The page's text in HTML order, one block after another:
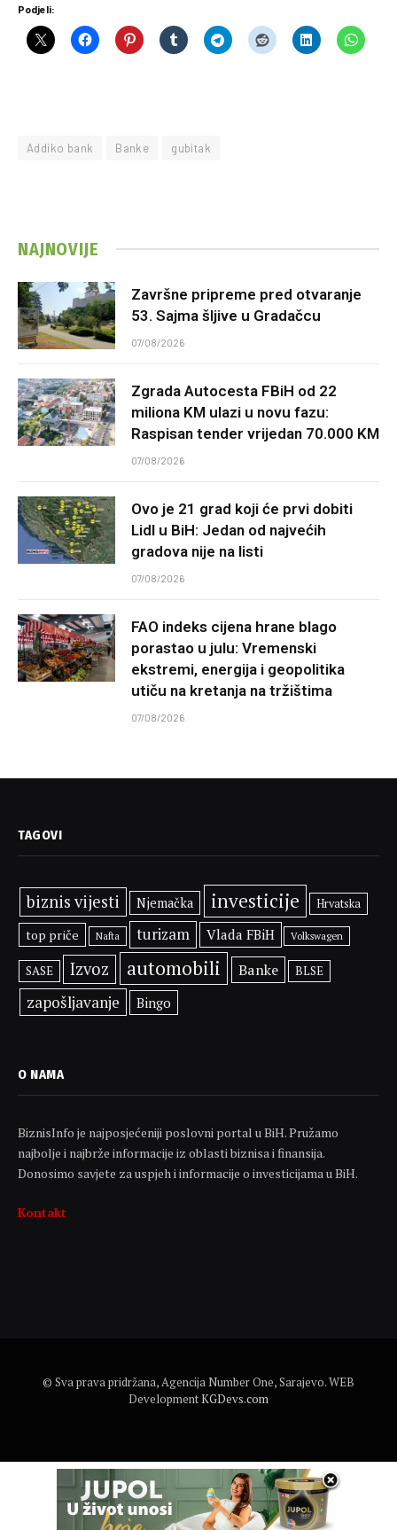
Podjeli:
Addiko bank Banke gubitak
NAJNOVIJE
Završne pripreme pred otvaranje
53. Sajma šljive u Gradačcu
07/08/2026
Zgrada Autocesta FBiH od 22
miliona KM ulazi u novu fazu:
Raspisan tender vrijedan 70.000 KM
07/08/2026
Ovo je 21 grad koji će prvi dobiti
Lidl u BiH: Jedan od najvećih
gradova nije na listi
07/08/2026
FAO indeks cijena hrane blago
porastao u julu: Vremenski
ekstremi, energija i geopolitika
utiču na kretanja na tržištima
07/08/2026
TAGOVI
biznis vijesti Njemačka investicije Hrvatska
top priče Nafta turizam Vlada FBiH Volkswagen
SASE Izvoz automobili Banke BLSE
zapošljavanje Bingo
O NAMA
BiznisInfo je najposjećeniji poslovni portal u BiH. Pružamo
najbolje i najbrže informacije iz oblasti biznisa i finansija.
Donosimo savjete za uspjeh i informacije o investicijama u BiH.
Kontakt
© Sva prava pridržana, Agencija Number One, Sarajevo. WEB
DevelopmentKGDevs.com